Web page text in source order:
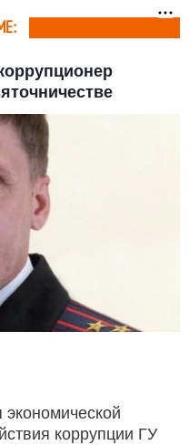
коррупции ГУ